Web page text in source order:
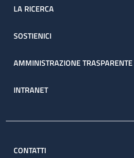
LA RICERCA
SOSTIENICI
AMMINISTRAZIONE TRASPARENTE
INTRANET
CONTATTI